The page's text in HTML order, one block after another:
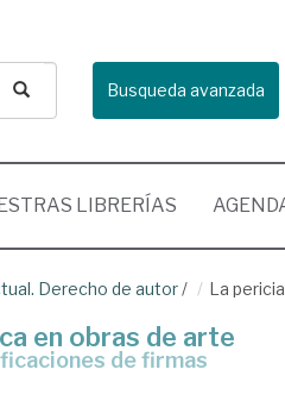
Busqueda avanzada
LIBRERÍAS
Derecho de autor/ La
en obras de arte
de firmas